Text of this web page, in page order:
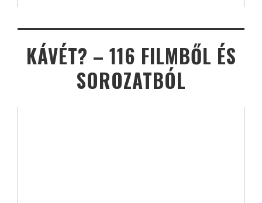
KÁVÉT? – 116 FILMBŐL ÉS
SOROZATBÓL